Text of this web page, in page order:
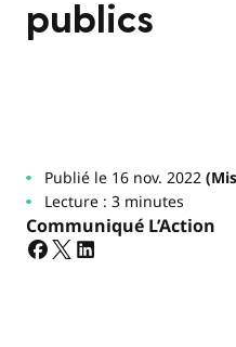
publics
Publié le 16 nov. 2022
Lecture : 3 minutes
Communiqué L’Action